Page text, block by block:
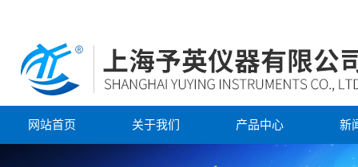
网站首页 关于我们 产品中心 新